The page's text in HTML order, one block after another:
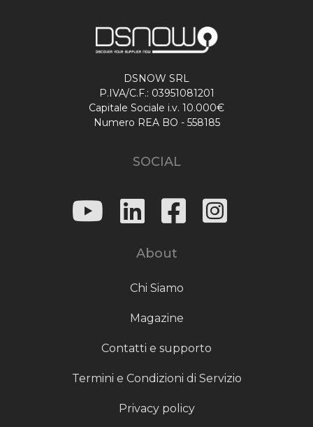
DSNOW SRL
P.IVA/C.F.: 03951081201
Capitale Sociale i.v. 10.000€
Numero REA BO - 558185
SOCIAL
About
Chi Siamo
Magazine
Contatti e supporto
Termini e Condizioni di Servizio
Privacy policy